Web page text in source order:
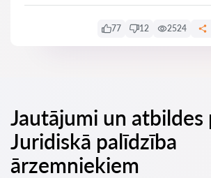
77 12 2524
Jautājumi un atbildes
Juridiskā palīdzība
ārzemniekiem